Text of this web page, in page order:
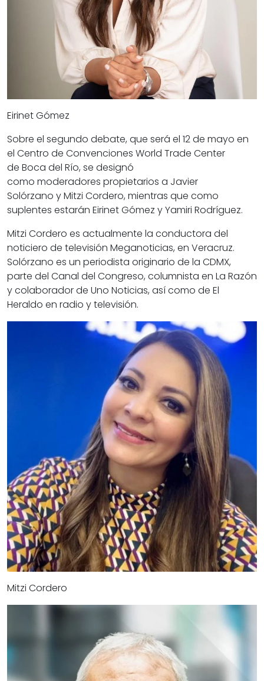
Eirinet Gómez
Sobre el segundo debate, que será el 12 de mayo en
el Centro de Convenciones World Trade Center
de Boca del Río, se designó
como moderadores propietarios a Javier
Solórzano yMitzi Cordero, mientras que como
suplentes estarán Eirinet Gómez yYamiri Rodríguez.
Mitzi Cordero es actualmente la conductora del
noticiero de televisión Meganoticias, en Veracruz.
Solórzano es un periodista originario de la CDMX,
parte del Canal del Congreso, columnista en La Razón
y colaborador de Uno Noticias, así como de El
Heraldo en radio y televisión.
Mitzi Cordero